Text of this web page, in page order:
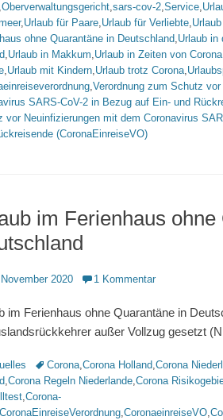
Oberverwaltungsgericht,sars-cov-2,Service,
,Urlaub für Paare,Urlaub für Verliebte,
ohne Quarantäne in Deutschland,Urlaub in
,Urlaub in Makkum,Urlaub in Zeiten von Corona
,Urlaub mit Kindern,Urlaub trotz Corona,
,Verordnung zum Schutz
SARS-CoV-2 in Bezug auf Ein- und
vor Neuinfizierungen mit dem Coronavirus
(CoronaEinreiseVO)
im Ferienhaus ohne
2020 1 Kommentar
im Ferienhaus ohne Quarantäne in
außer Vollzug gesetzt
Schlagworte
Corona,Corona Holland,Corona
,Corona Regeln Niederlande,Corona
,Corona-
CoronaEinreiseVerordnung,CoronaeinreiseVO,